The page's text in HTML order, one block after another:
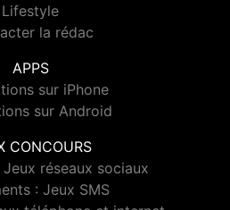
Lifestyle
la rédac
APPS
sur iPhone
sur Android
CONCOURS
Jeux réseaux sociaux
: Jeux SMS